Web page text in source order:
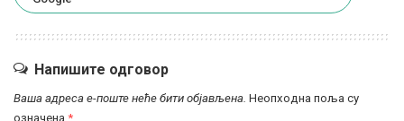
Напишите одговор
Ваша адреса е-поште неће бити објављена. Неопходна поља су
означена *